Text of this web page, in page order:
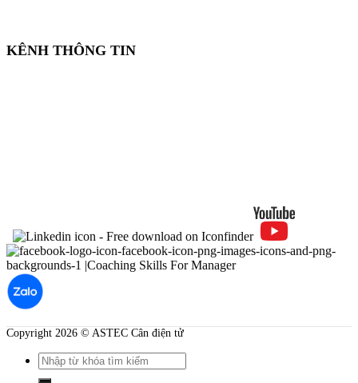
KÊNH THÔNG TIN
Copyright 2026 © ASTEC Cân điện tử
Search
for: